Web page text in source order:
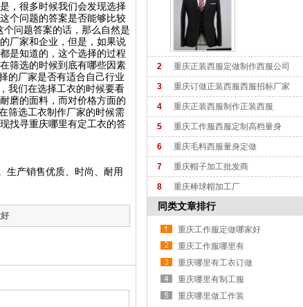
，很多时候我们会发现选择
个问题的答案是否能够比较
问题答案的话，那么自然是
厂家和企业，但是，如果说
是知道的，这个选择的过程
筛选的时候到底有哪些因素
的厂家是否有适合自己行业
我们在选择工衣的时候要看
磨的面料，而对价格方面的
筛选工衣制作厂家的时候需
找寻重庆哪里有定工衣的答
生产销售优质、时尚、耐用
2 重庆正装西服定做制作西服公司
3 重庆订做正装西服西服招标厂家
4 重庆正装西服制作正装西服
5 重庆工作服西服定制高档量身
6 重庆毛料西服量身定做
7 重庆帽子加工批发商
8 重庆棒球帽加工厂
同类文章排行
重庆工作服定做哪家好
重庆工作服哪里有
重庆哪里有工衣订做
重庆哪里有制工服
重庆哪里做工作装